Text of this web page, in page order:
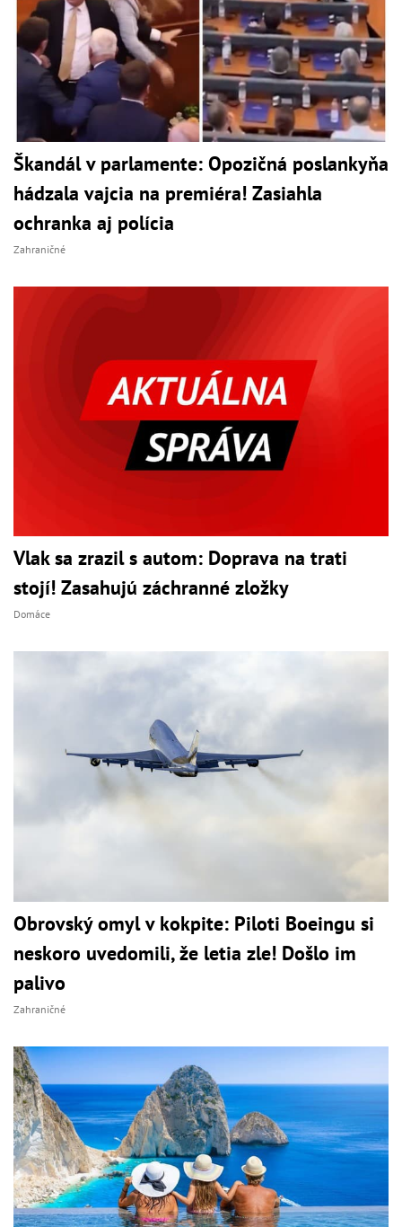
Škandál v parlamente: Opozičná poslankyňa
hádzala vajcia na premiéra! Zasiahla
ochranka aj polícia
Zahraničné
Vlak sa zrazil s autom: Doprava na trati
stojí! Zasahujú záchranné zložky
Domáce
Obrovský omyl v kokpite: Piloti Boeingu si
neskoro uvedomili, že letia zle! Došlo im
palivo
Zahraničné